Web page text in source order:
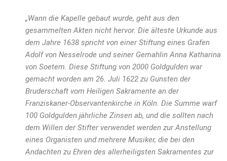
„Wann die Kapelle gebaut wurde, geht aus den
gesammelten Akten nicht hervor. Die älteste Urkunde aus
dem Jahre 1638 spricht von einer Stiftung eines Grafen
Adolf von Nesselrode und seiner Gemahlin Anna Katharina
von Soetem. Diese Stiftung von 2000 Goldgulden war
gemacht worden am 26. Juli 1622 zu Gunsten der
Bruderschaft vom Heiligen Sakramente an der
Franziskaner-Observantenkirche in Köln. Die Summe warf
100 Goldgulden jährliche Zinsen ab, und die sollten nach
dem Willen der Stifter verwendet werden zur Anstellung
eines Organisten und mehrere Musiker, die bei den
Andachten zu Ehren des allerheiligsten Sakramentes zur